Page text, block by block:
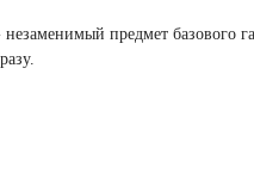
предмет базового